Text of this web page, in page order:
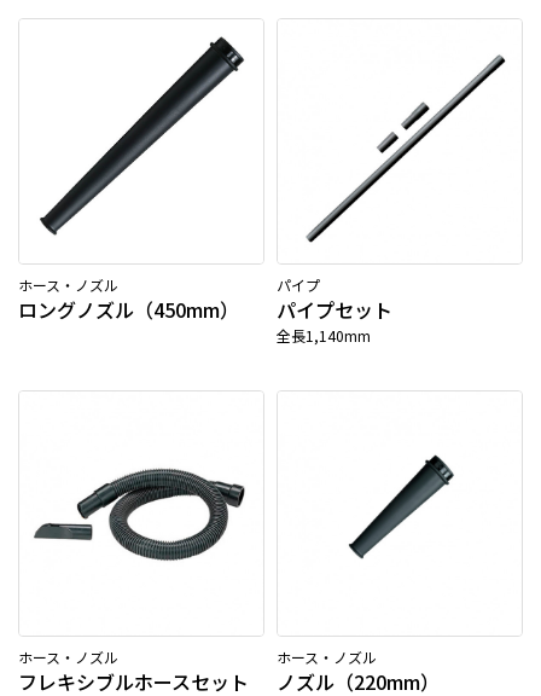
ホース・ノズル
ロングノズル（450mm）
パイプ
パイプセット
全長1,140mm
ホース・ノズル
フレキシブルホースセット
ホース・ノズル
ノズル（220mm）